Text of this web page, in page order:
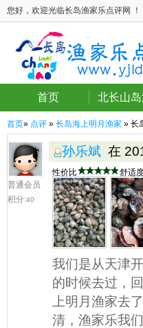
您好，欢迎光临长岛渔家乐点评网 ！
首页 北长山
首页» 点评 » 长岛海上明月渔家 » 长
普通会员
积分:40
孙乐斌 在
性价比 舒适
我们是从天津
的时候去过，
上明月渔家去
清，渔家乐我